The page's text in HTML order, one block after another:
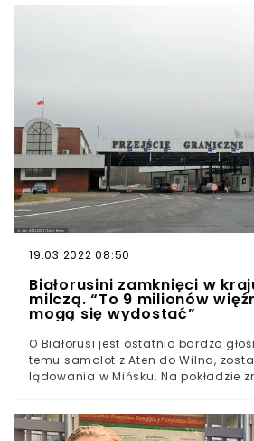
19.03.2022 08:50
Białorusini zamknięci w
milczą. “To 9 milionów
mogą się wydostać”
O Białorusi jest ostatnio bardzo
temu samolot z Aten do Wilna,
lądowania w Mińsku. Na pokładzie
Łukaszenki staje się coraz bardziej